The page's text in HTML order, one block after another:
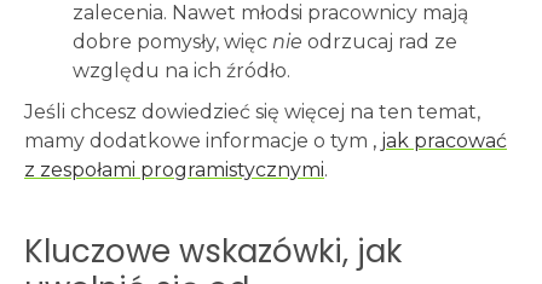
zalecenia. Nawet młodsi pracownicy mają
dobre pomysły, więc nie odrzucaj rad ze
względu na ich źródło.
Jeśli chcesz dowiedzieć się więcej na ten temat,
mamy dodatkowe informacje o tym , jak pracować
z zespołami programistycznymi.
Kluczowe wskazówki, jak